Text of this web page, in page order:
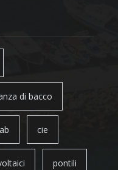
di bacco
cie
pontili